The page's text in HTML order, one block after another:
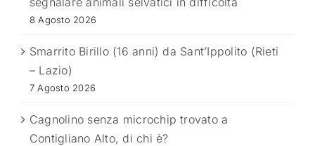
8 Agosto 2026
Smarrito Birillo (16 anni) da Sant’Ippolito (Rieti
– Lazio)
7 Agosto 2026
Cagnolino senza microchip trovato a
Contigliano Alto, di chi è?